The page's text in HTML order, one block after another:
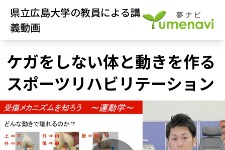
県立広島大学の教員による講
義動画
ケガをしない体と動きを作る
スポーツリハビリテーション